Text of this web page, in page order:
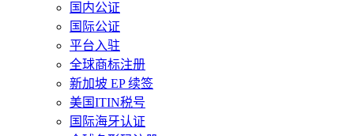
国内公证
国际公证
平台入驻
全球商标注册
新加坡 EP 续签
美国ITIN税号
国际海牙认证